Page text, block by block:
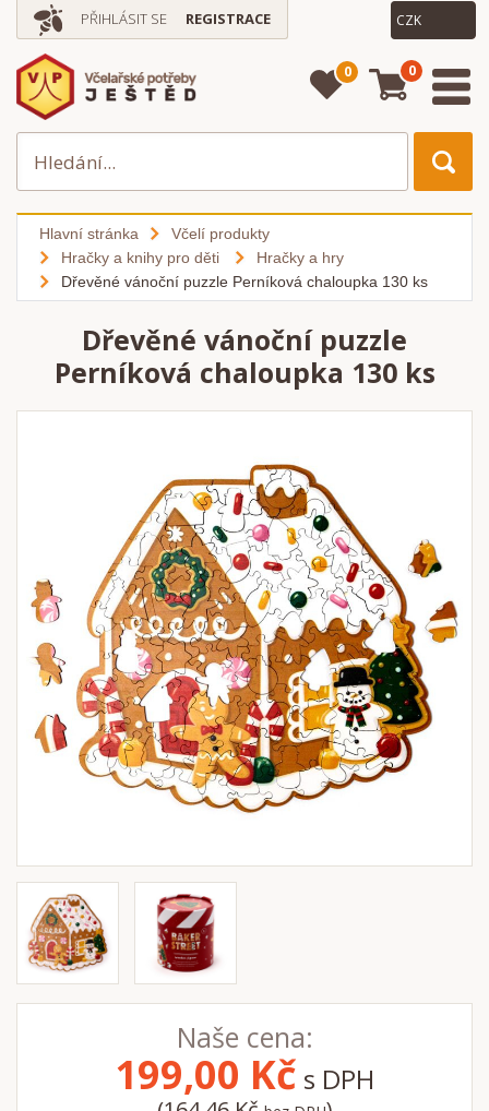
PŘIHLÁSIT SE REGISTRACE
0 0
Hlavní stránka
Včelí produkty
Hračky a knihy pro děti
Hračky a hry
Dřevěné vánoční puzzle Perníková chaloupka 130 ks
Dřevěné vánoční puzzle
Perníková chaloupka 130 ks
Naše cena:
199,00 Kč s DPH